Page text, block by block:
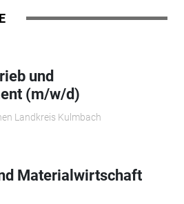
und
(m/w/d)
Landkreis Kulmbach
Materialwirtschaft